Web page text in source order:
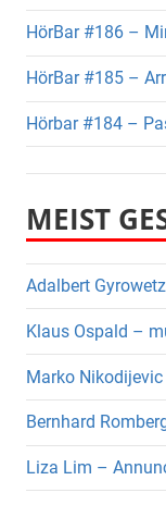
HörBar #186 –
HörBar #185 –
Hörbar #184 –
MEIST
Adalbert
Klaus Ospald –
Marko Nikodijevic
Bernhard
Liza Lim –